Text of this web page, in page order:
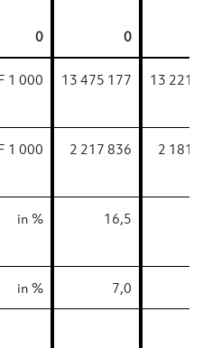
0 0
1 000 13 475 177 13 221
1 000 2 217 836 2 181
in % 16,5
in % 7,0